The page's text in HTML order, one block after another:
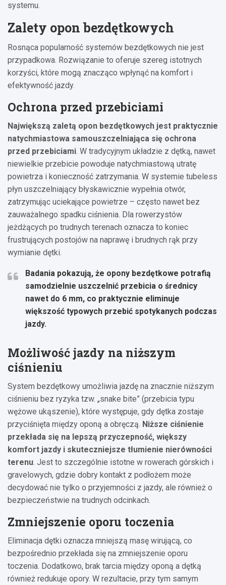
systemu.
Zalety opon bezdętkowych
Rosnąca popularność systemów bezdętkowych nie jest
przypadkowa. Rozwiązanie to oferuje szereg istotnych
korzyści, które mogą znacząco wpłynąć na komfort i
efektywność jazdy.
Ochrona przed przebiciami
Największą zaletą opon bezdętkowych jest praktycznie
natychmiastowa samouszczelniająca się ochrona
przed przebiciami. W tradycyjnym układzie z dętką, nawet
niewielkie przebicie powoduje natychmiastową utratę
powietrza i konieczność zatrzymania. W systemie tubeless
płyn uszczelniający błyskawicznie wypełnia otwór,
zatrzymując uciekające powietrze – często nawet bez
zauważalnego spadku ciśnienia. Dla rowerzystów
jeżdżących po trudnych terenach oznacza to koniec
frustrujących postojów na naprawę i brudnych rąk przy
wymianie dętki.
Badania pokazują, że opony bezdętkowe potrafią
samodzielnie uszczelnić przebicia o średnicy
nawet do 6 mm, co praktycznie eliminuje
większość typowych przebić spotykanych podczas
jazdy.
Możliwość jazdy na niższym
ciśnieniu
System bezdętkowy umożliwia jazdę na znacznie niższym
ciśnieniu bez ryzyka tzw. „snake bite” (przebicia typu
wężowe ukąszenie), które występuje, gdy dętka zostaje
przyciśnięta między oponą a obręczą. Niższe ciśnienie
przekłada się na lepszą przyczepność, większy
komfort jazdy i skuteczniejsze tłumienie nierówności
terenu. Jest to szczególnie istotne w rowerach górskich i
gravelowych, gdzie dobry kontakt z podłożem może
decydować nie tylko o przyjemności z jazdy, ale również o
bezpieczeństwie na trudnych odcinkach.
Zmniejszenie oporu toczenia
Eliminacja dętki oznacza mniejszą masę wirującą, co
bezpośrednio przekłada się na zmniejszenie oporu
toczenia. Dodatkowo, brak tarcia między oponą a dętką
również redukuje opory. W rezultacie, przy tym samym